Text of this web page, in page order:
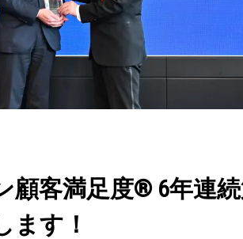
顧客満足度® 6年連
ます！